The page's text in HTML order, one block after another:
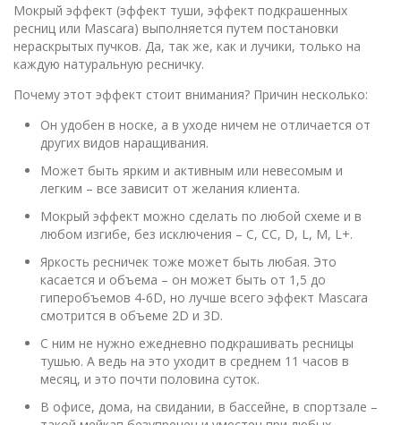
Мокрый эффект (эффект туши, эффект подкрашенных
ресниц или Mascara) выполняется путем постановки
нераскрытых пучков. Да, так же, как и лучики, только на
каждую натуральную ресничку.
Почему этот эффект стоит внимания? Причин несколько:
Он удобен в носке, а в уходе ничем не отличается от
других видов наращивания.
Может быть ярким и активным или невесомым и
легким – все зависит от желания клиента.
Мокрый эффект можно сделать по любой схеме и в
любом изгибе, без исключения – C, CC, D, L, M, L+.
Яркость ресничек тоже может быть любая. Это
касается и объема – он может быть от 1,5 до
гиперобъемов 4-6D, но лучше всего эффект Mascara
смотрится в объеме 2D и 3D.
С ним не нужно ежедневно подкрашивать ресницы
тушью. А ведь на это уходит в среднем 11 часов в
месяц, и это почти половина суток.
В офисе, дома, на свидании, в бассейне, в спортзале –